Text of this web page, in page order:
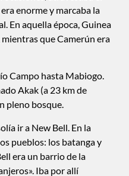
enorme y marcaba la
En aquella época, Guinea
que Camerún era
Campo hasta Mabiogo.
Akak (a 23 km de
pleno bosque.
ir a New Bell. En la
pueblos: los batanga y
era un barrio de la
Iba por allí